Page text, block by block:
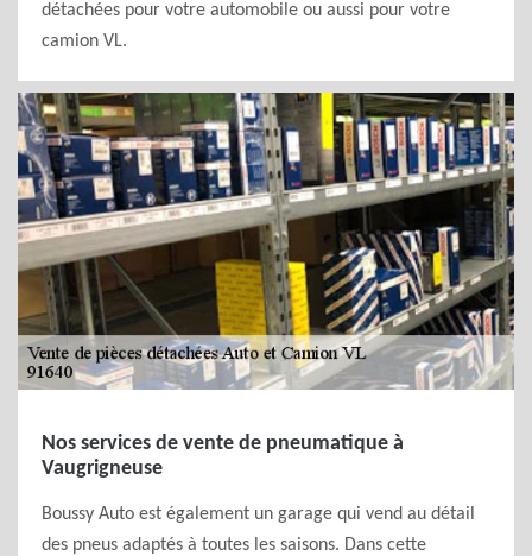
détachées pour votre automobile ou aussi pour votre
camion VL.
Nos services de vente de pneumatique à
Vaugrigneuse
Boussy Auto est également un garage qui vend au détail
des pneus adaptés à toutes les saisons. Dans cette